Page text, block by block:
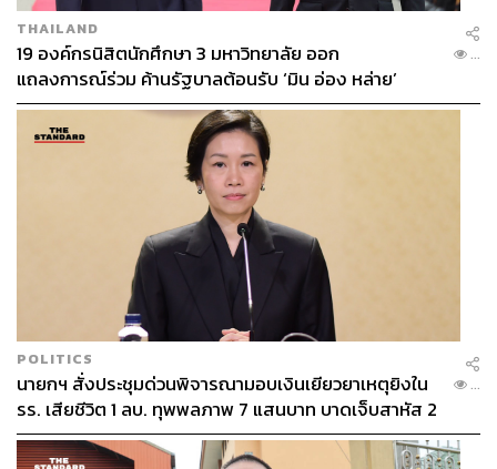
THAILAND
19 องค์กรนิสิตนักศึกษา 3 มหาวิทยาลัย ออก
แถลงการณ์ร่วม ค้านรัฐบาลต้อนรับ ‘มิน อ่อง หล่าย’
...
POLITICS
นายกฯ สั่งประชุมด่วนพิจารณามอบเงินเยียวยาเหตุยิงใน
รร. เสียชีวิต 1 ลบ. ทุพพลภาพ 7 แสนบาท บาดเจ็บสาหัส 2
แสนบาท บาดเจ็บเล็กน้อย 1 แสนบาท
...